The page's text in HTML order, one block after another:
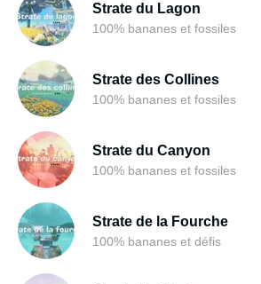
Strate du Lagon
100% bananes et fossiles
Strate des Collines
100% bananes et fossiles
Strate du Canyon
100% bananes et fossiles
Strate de la Fourche
100% bananes et défis